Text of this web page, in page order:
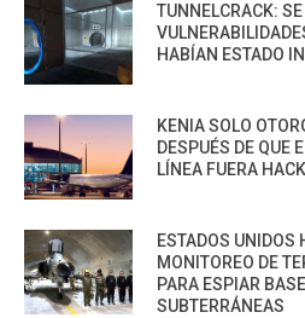
TUNNELCRACK:
HABÍAN ESTADO
KENIA SOLO
DESPUÉS DE QUE
LÍNEA FUERA
ESTADOS UNIDOS
MONITOREO DE
PARA ESPIAR
SUBTERRÁNEAS